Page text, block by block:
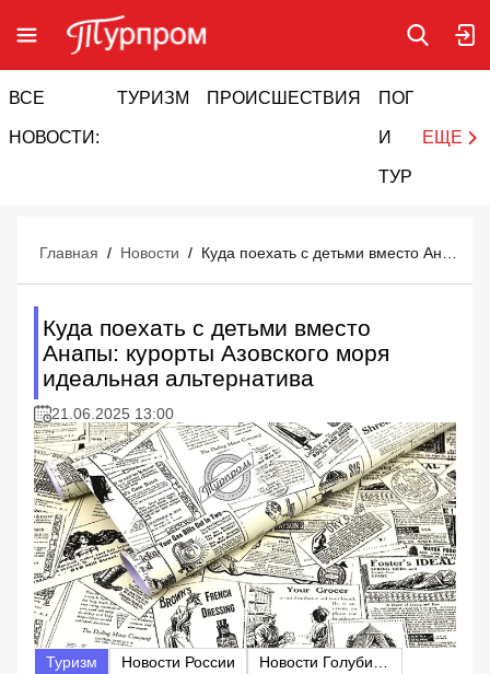
ВСЕ
НОВОСТИ:
ТУРИЗМ ПРОИСШЕСТВИЯ ПОГОДА
И
ТУРИЗМ
ЕЩЕ
Главная / Новости /
Куда поехать с детьми вместо
Анапы: курорты Азовского моря
идеальная альтернатива
21.06.2025 13:00
Туризм Новости России